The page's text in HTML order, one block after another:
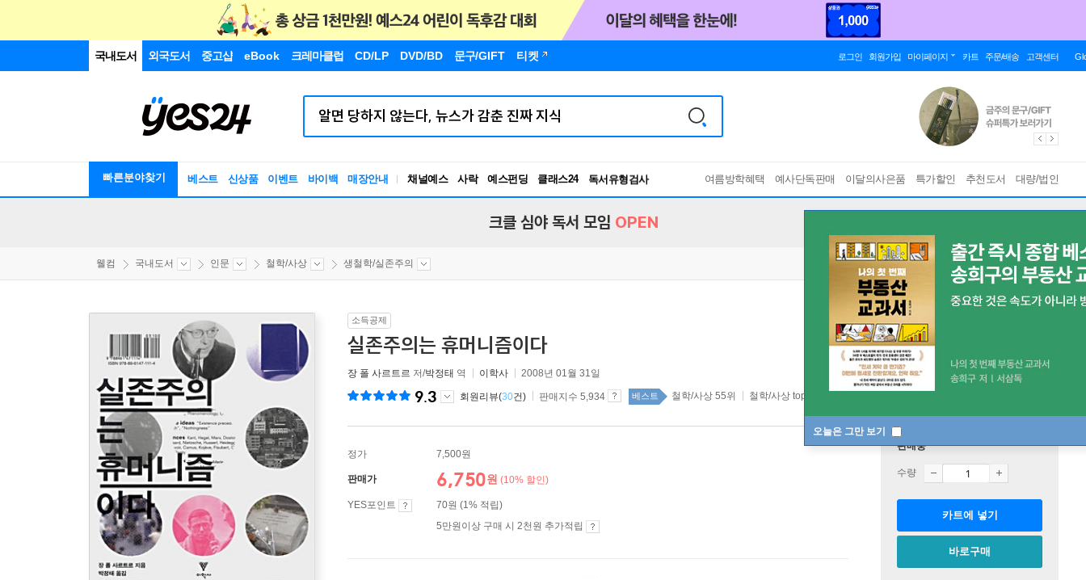
국내도서 외국도서 중고샵 eBook 크레마클럽 CD/LP DVD/BD 문구/GIFT 티켓 로그인 회원가입 마이페이지 카트 주문/배송 고객센터
빠른분야찾기 베스트 신상품 이벤트 바이백 매장안내 채널예스 사락 예스펀딩 클래스24
독서유형검사
RBTI Lab
여름방학혜택 예사단독판매 이달의사은품 특가할인 추천도서 대량/법인
오늘은 그만 보기
크클 심야 독서 모임 OPEN
웰컴 국내도서 인문 철학/사상 생철학/실존주의
소득공제
실존주의는 휴머니즘이다
장 폴 사르트르 저/박정태 역 이학사 2008년 01월 31일
9.3 회원리뷰(30건) 판매지수 5,934 베스트 철학/사상 55위 철학/사상 top20 3주
정가 7,500원
판매가 6,750원 (10% 할인)
YES포인트
70원 (1% 적립)
5만원이상 구매 시 2천원 추가적립
판매중
수량
카트에 넣기
바로구매